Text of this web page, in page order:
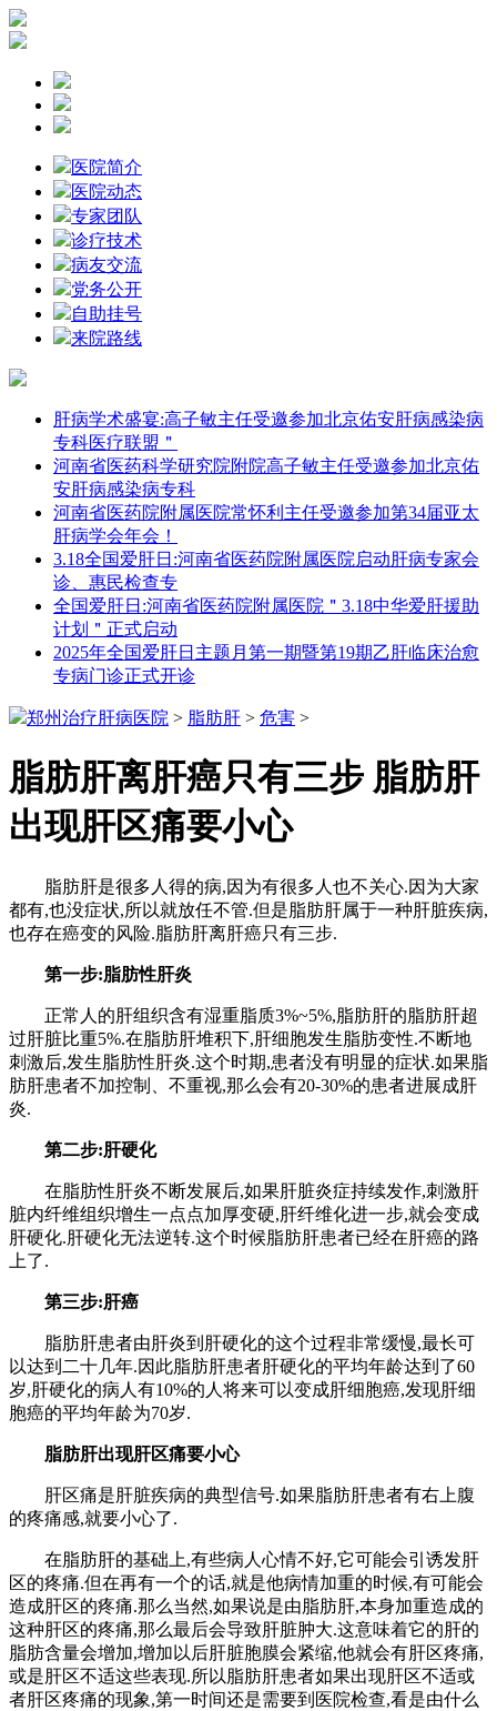
医院简介
医院动态
专家团队
诊疗技术
病友交流
党务公开
自助挂号
来院路线
肝病学术盛宴:高子敏主任受邀参加北京佑安肝病感染病
专科医疗联盟＂
河南省医药科学研究院附院高子敏主任受邀参加北京佑
安肝病感染病专科
河南省医药院附属医院常怀利主任受邀参加第34届亚太
肝病学会年会！
3.18全国爱肝日:河南省医药院附属医院启动肝病专家会
诊、惠民检查专
全国爱肝日:河南省医药院附属医院＂3.18中华爱肝援助
计划＂正式启动
2025年全国爱肝日主题月第一期暨第19期乙肝临床治愈
专病门诊正式开诊
郑州治疗肝病医院 > 脂肪肝 > 危害 >
脂肪肝离肝癌只有三步 脂肪肝
出现肝区痛要小心
脂肪肝是很多人得的病,因为有很多人也不关心.因为大家
都有,也没症状,所以就放任不管.但是脂肪肝属于一种肝脏疾病,
也存在癌变的风险.脂肪肝离肝癌只有三步.
第一步:脂肪性肝炎
正常人的肝组织含有湿重脂质3%~5%,脂肪肝的脂肪肝超
过肝脏比重5%.在脂肪肝堆积下,肝细胞发生脂肪变性.不断地
刺激后,发生脂肪性肝炎.这个时期,患者没有明显的症状.如果脂
肪肝患者不加控制、不重视,那么会有20-30%的患者进展成肝
炎.
第二步:肝硬化
在脂肪性肝炎不断发展后,如果肝脏炎症持续发作,刺激肝
脏内纤维组织增生一点点加厚变硬,肝纤维化进一步,就会变成
肝硬化.肝硬化无法逆转.这个时候脂肪肝患者已经在肝癌的路
上了.
第三步:肝癌
脂肪肝患者由肝炎到肝硬化的这个过程非常缓慢,最长可
以达到二十几年.因此脂肪肝患者肝硬化的平均年龄达到了60
岁,肝硬化的病人有10%的人将来可以变成肝细胞癌,发现肝细
胞癌的平均年龄为70岁.
脂肪肝出现肝区痛要小心
肝区痛是肝脏疾病的典型信号.如果脂肪肝患者有右上腹
的疼痛感,就要小心了.
在脂肪肝的基础上,有些病人心情不好,它可能会引诱发肝
区的疼痛.但在再有一个的话,就是他病情加重的时候,有可能会
造成肝区的疼痛.那么当然,如果说是由脂肪肝,本身加重造成的
这种肝区的疼痛,那么最后会导致肝脏肿大.这意味着它的肝的
脂肪含量会增加,增加以后肝脏胞膜会紧缩,他就会有肝区疼痛,
或是肝区不适这些表现.所以脂肪肝患者如果出现肝区不适或
者肝区疼痛的现象,第一时间还是需要到医院检查,看是由什么